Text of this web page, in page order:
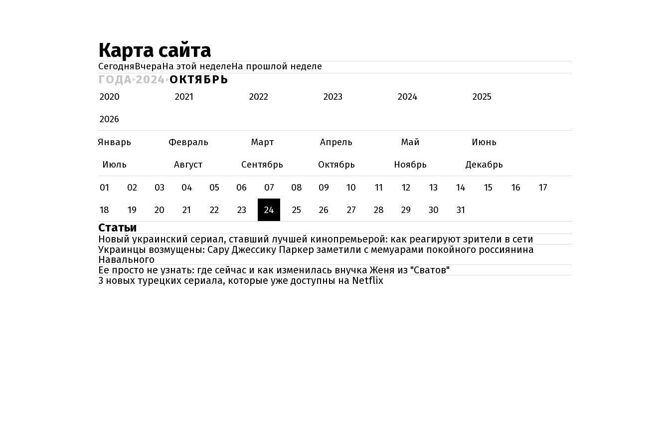
Карта сайта
СегодняВчераНа этой неделеНа прошлой неделе
ГОДА 2024 ОКТЯБРЬ
2020 2021 2022 2023 2024
2025
2026
Январь
Февраль Март Апрель Май
Июнь
Июль
Август Сентябрь Октябрь Ноябрь
Декабрь
01
02 03 04 05 06 07 08 09 10 11 12 13 14 15 16
17
18
19 20 21 22 23 24 25 26 27 28 29 30 31
Статьи
Новый украинский сериал, ставший лучшей кинопремьерой: как реагируют зрители в сети
Украинцы возмущены: Сару Джессику Паркер заметили с мемуарами покойного россиянина
Навального
Ее просто не узнать: где сейчас и как изменилась внучка Женя из "Сватов"
3 новых турецких сериала, которые уже доступны на Netflix